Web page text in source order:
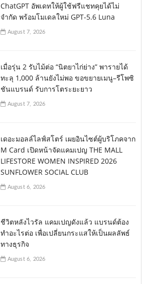
ChatGPT อัพเดทให้ผู้ใช้ฟรีแชทคุยได้ไม่
จำกัด พร้อมโมเดลใหม่ GPT-5.6 Luna
August 7, 2026
เมื่อรุ่น 2 รับไม้ต่อ “นิตยาไก่ย่าง” พารายได้
ทะลุ 1,000 ล้านยังไม่พอ ขอขยายเมนู–รีโพซิ
ชันแบรนด์ รับการโตระยะยาว
August 7, 2026
เดอะมอลล์ไลฟ์สโตร์ เผยอินไซต์ผู้บริโภคจาก
M Card เปิดหน้าจัดแคมเปญ THE MALL
LIFESTORE WOMEN INSPIRED 2026
SUNFLOWER SOCIAL CLUB
August 6, 2026
ชีวิตหลังไวรัล แคมเปญดังแล้ว แบรนด์ต้อง
ทำอะไรต่อ เพื่อเปลี่ยนกระแสให้เป็นผลลัพธ์
ทางธุรกิจ
August 6, 2026